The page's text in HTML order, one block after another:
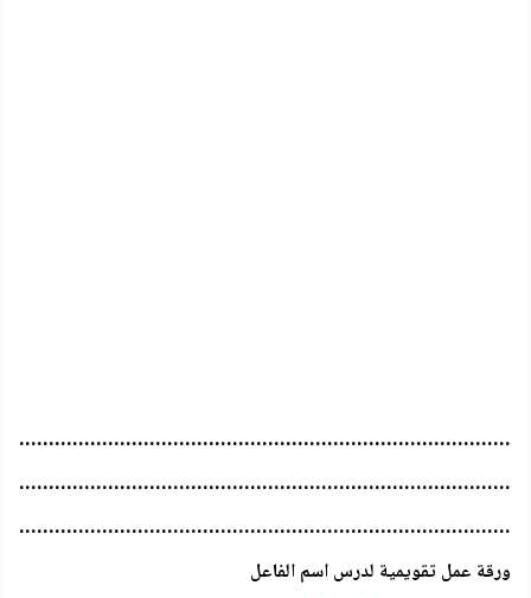
ورقة عمل تقويمية لدرس اسم الفاعل